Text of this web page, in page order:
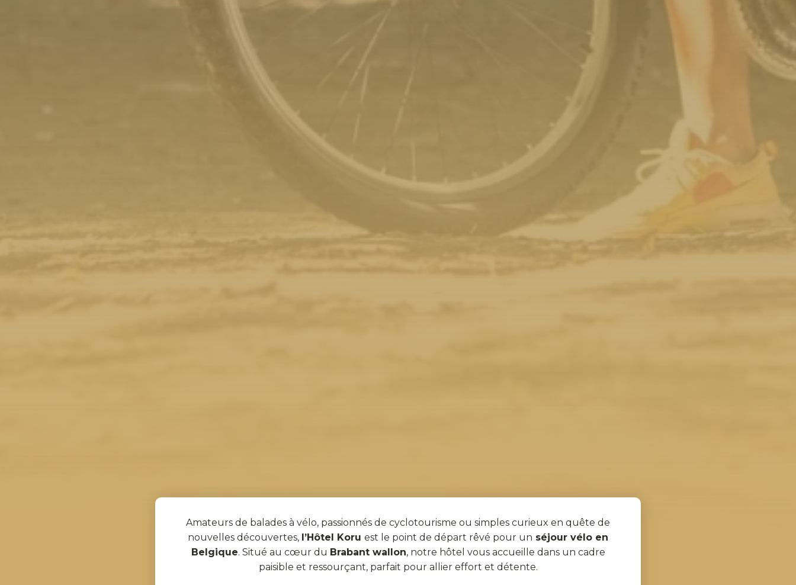
Amateurs de balades à vélo, passionnés de cyclotourisme ou simples curieux en quête de
nouvelles découvertes, l’Hôtel Koru est le point de départ rêvé pour un séjour vélo en
Belgique. Situé au cœur du Brabant wallon, notre hôtel vous accueille dans un cadre
paisible et ressourçant, parfait pour allier effort et détente.